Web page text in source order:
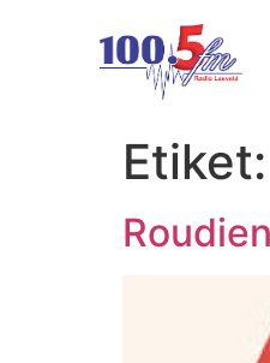
Etiket: